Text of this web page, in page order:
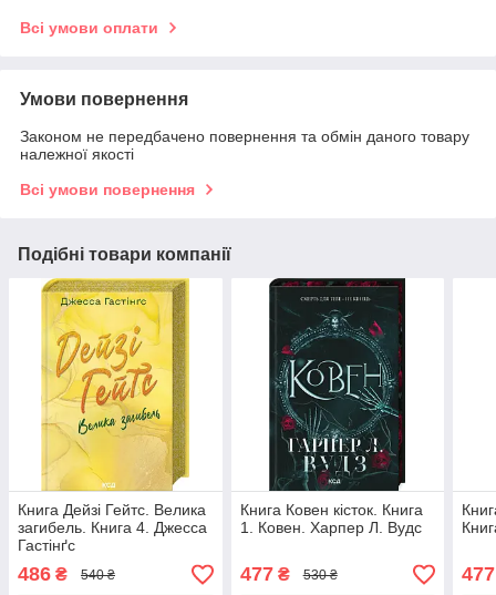
Всі умови оплати
Умови повернення
Законом не передбачено повернення та обмін даного товару
належної якості
Всі умови повернення
Подібні товари компанії
Книга Дейзі Гейтс. Велика
загибель. Книга 4. Джесса
Гастінґс
486 ₴ 540 ₴
Книга Ковен кісток. Книга
1. Ковен. Харпер Л. Вудс
477₴ 530 ₴ 477